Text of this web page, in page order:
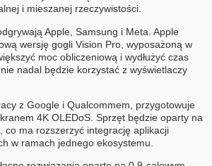
i mieszanej rzeczywistości.
Apple, Samsung i Meta. Apple
wersję gogli Vision Pro, wyposażoną w
moc obliczeniową i wydłużyć czas
nadal będzie korzystać z wyświetlaczy
z Google i Qualcommem, przygotowuje
4K OLEDoS. Sprzęt będzie oparty na
co ma rozszerzyć integrację aplikacji
w ramach jednego ekosystemu.